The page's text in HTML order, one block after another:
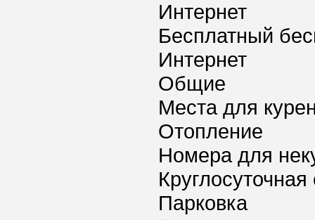
Интернет
Бесплатный
Интернет
Общие
Места для
Отопление
Номера для
Парковка